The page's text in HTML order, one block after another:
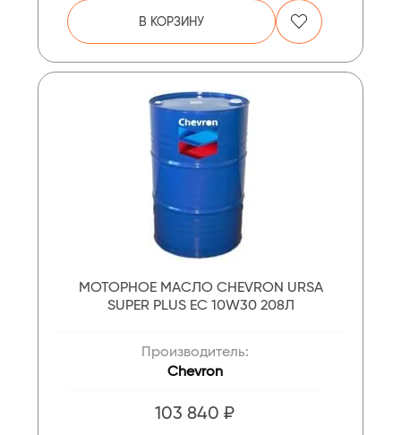
В КОРЗИНУ
МОТОРНОЕ МАСЛО CHEVRON URSA
SUPER PLUS EC 10W30 208Л
Производитель:
Chevron
103 840 ₽